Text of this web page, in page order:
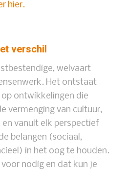
hier.
verschil
welvaart
Het ontstaat
ontwikkelingen die
vermenging van cultuur,
vanuit elk perspectief
belangen (sociaal,
in het oog te houden.
nodig en dat kun je